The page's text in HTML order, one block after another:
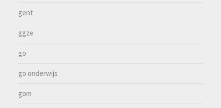
gent
ggze
go
go onderwijs
gom